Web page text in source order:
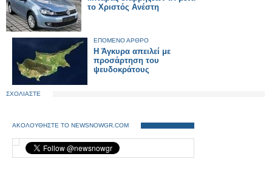
το Χριστός Ανέστη
ΕΠΟΜΕΝΟ ΑΡΘΡΟ
Η Άγκυρα απειλεί με
προσάρτηση του
ψευδοκράτους
ΣΧΟΛΙΑΣΤΕ
ΑΚΟΛΟΥΘΗΣΤΕ ΤΟ NEWSNOWGR.COM